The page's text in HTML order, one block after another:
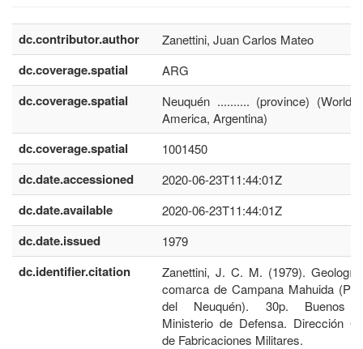
dc.contributor.author Zanettini, Juan Carlos Mateo
dc.coverage.spatial ARG
dc.coverage.spatial
Neuquén .......... (province) (World,
America, Argentina)
dc.coverage.spatial 1001450
dc.date.accessioned 2020-06-23T11:44:01Z
dc.date.available 2020-06-23T11:44:01Z
dc.date.issued 1979
dc.identifier.citation
Zanettini, J. C. M. (1979).
comarca de Campana Mahuida
del Neuquén). 30p. Buenos
Ministerio de Defensa. Dirección
de Fabricaciones Militares.